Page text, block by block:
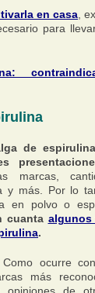
en casa ,
para
de
marcas,
y más. Por lo
en polvo o
cuanta
.
Como ocurre
más